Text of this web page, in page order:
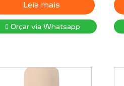
Leia mais
Orçar via Whatsapp